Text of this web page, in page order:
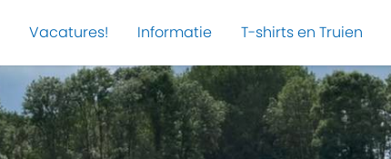
Vacatures! Informatie T-shirts en Truien